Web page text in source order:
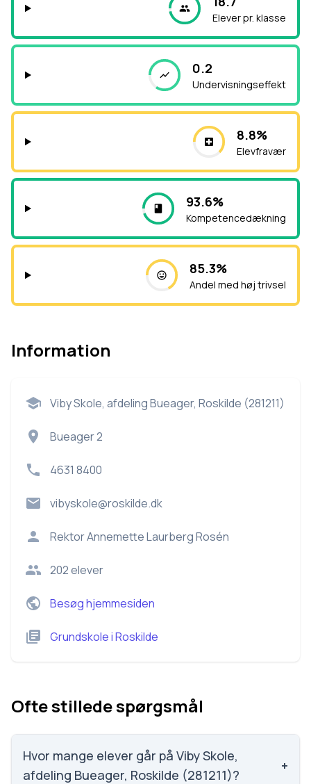
Elever pr. klasse
0.2
Undervisningseffekt
8.8%
Elevfravær
93.6%
Kompetencedækning
85.3%
Andel med høj trivsel
Information
Viby Skole, afdeling Bueager, Roskilde (281211)
Bueager 2
4631 8400
vibyskole@roskilde.dk
RektorAnnemette Laurberg Rosén
202elever
Besøg hjemmesiden
GrundskoleiRoskilde
Ofte stillede spørgsmål
Hvor mange elever går på Viby Skole,
afdeling Bueager, Roskilde (281211)?
+